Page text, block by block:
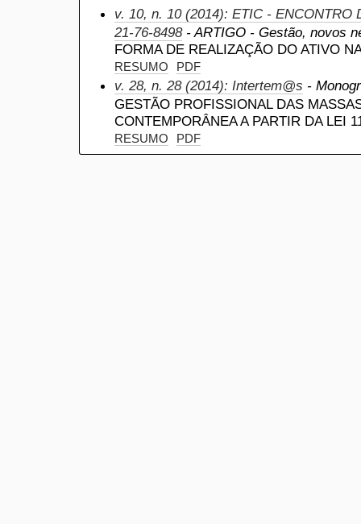
v. 10, n. 10 (2014): ETIC - ENCONTRO
21-76-8498- ARTIGO - Gestão, novos
FORMA DE REALIZAÇÃO DO ATIVO
RESUMO PDF
v. 28, n. 28 (2014): Intertem@s -
GESTÃO PROFISSIONAL DAS
CONTEMPORÂNEA A PARTIR DA LEI
RESUMO PDF